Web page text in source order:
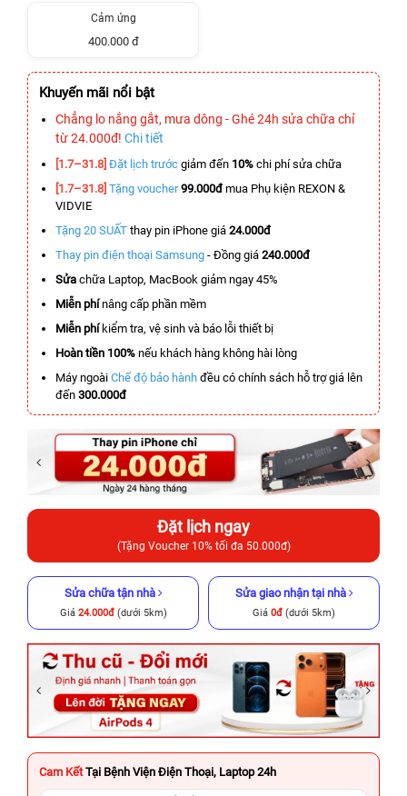
Cảm ứng
400.000 đ
Khuyến mãi nổi bật
Chẳng lo nắng gắt, mưa dông - Ghé 24h sửa chữa chỉ
từ 24.000đ! Chi tiết
[1.7–31.8] Đặt lịch trước giảm đến 10% chi phí sửa chữa
[1.7–31.8] Tặng voucher 99.000đmua Phụ kiện REXON &
VIDVIE
Tặng 20 SUẤT thay pin iPhone giá 24.000đ
Thay pin điện thoại Samsung - Đồng giá 240.000đ
Sửa chữa Laptop, MacBook giảm ngay 45%
Miễn phínâng cấp phần mềm
Miễn phíkiểm tra, vệ sinh và báo lỗi thiết bị
Hoàn tiền 100% nếu khách hàng không hài lòng
Máy ngoài Chế độ bảo hành đều có chính sách hỗ trợ giá lên
đến 300.000đ
Đặt lịch ngay
(Tặng Voucher 10% tối đa 50.000đ)
Sửa chữa tận nhà
Giá 24.000đ(dưới 5km)
Sửa giao nhận tại nhà
Giá 0đ (dưới 5km)
Cam Kết Tại Bệnh Viện Điện Thoại, Laptop 24h